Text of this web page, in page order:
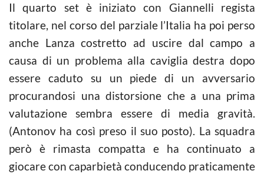
Il quarto set è iniziato con Giannelli regista
titolare, nel corso del parziale l’Italia ha poi perso
anche Lanza costretto ad uscire dal campo a
causa di un problema alla caviglia destra dopo
essere caduto su un piede di un avversario
procurandosi una distorsione che a una prima
valutazione sembra essere di media gravità.
(Antonov ha così preso il suo posto). La squadra
però è rimasta compatta e ha continuato a
giocare con caparbietà conducendo praticamente